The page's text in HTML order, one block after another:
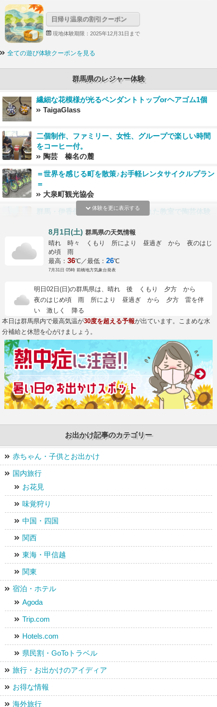
日帰り温泉の割引クーポン
現地体験期限：2025年12月31日まで
全ての遊び体験クーポンを見る
群馬県のレジャー体験
体験を更に表示する
繊細な花模様が光るペンダントトップorヘアゴム1個
TaigaGlass
二個制作、ファミリー、女性、グループで楽しい時間
をコーヒー付。
陶芸 榛名の麓
＝世界を感じる町を散策♪お手軽レンタサイクルプラン
＝
大泉町観光協会
群馬・伊香保温泉近く・緑に囲まれた教室で陶芸体験
榛名の麓
じゃらん限定☆＊◆手びねり陶芸体験◆＊音楽を聴き
ながらリラックスして陶芸をしてみませんか♪(粘土800
ｇ＊カップなどは２個位、パン皿は2枚位程できる量で
フォーシーズンズポタリー
18代続く窯元の講師がサポート！電動ろくろ・作品1
品コース
龍窯陶芸教室
8月1日(土) 群馬県の天気情報
晴れ 時々 くもり 所により 昼過ぎ から 夜のはじ
め頃 雨
最高： 36℃／最低： 26℃
7月31日 05時 前橋地方気象台発表
明日02日(日)の群馬県は、晴れ 後 くもり 夕方 から
夜のはじめ頃 雨 所により 昼過ぎ から 夕方 雷を伴
い 激しく 降る
本日は群馬県内で最高気温が30度を超える予報が出ています。こまめな水
分補給と休憩を心がけましょう。
お出かけ記事のカテゴリー
赤ちゃん・子供とお出かけ
国内旅行
お花見
味覚狩り
中国・四国
関西
東海・甲信越
関東
宿泊・ホテル
Agoda
Trip.com
Hotels.com
県民割・GoToトラベル
旅行・お出かけのアイディア
お得な情報
海外旅行